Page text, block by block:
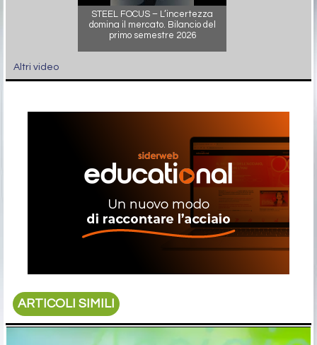
STEEL FOCUS – L’incertezza
domina il mercato. Bilancio del
primo semestre 2026
Altri video
ARTICOLI SIMILI